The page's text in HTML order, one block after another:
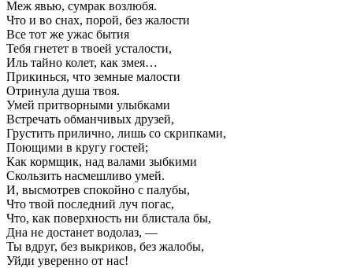
Меж явью, сумрак возлюбя.
Что и во снах, порой, без жалости
Все тот же ужас бытия
Тебя гнетет в твоей усталости,
Иль тайно колет, как змея…
Прикинься, что земные малости
Отринула душа твоя.
Умей притворными улыбками
Встречать обманчивых друзей,
Грустить прилично, лишь со скрипками,
Поющими в кругу гостей;
Как кормщик, над валами зыбкими
Скользить насмешливо умей.
И, высмотрев спокойно с палубы,
Что твой последний луч погас,
Что, как поверхность ни блистала бы,
Дна не достанет водолаз, —
Ты вдруг, без выкриков, без жалобы,
Уйди уверенно от нас!